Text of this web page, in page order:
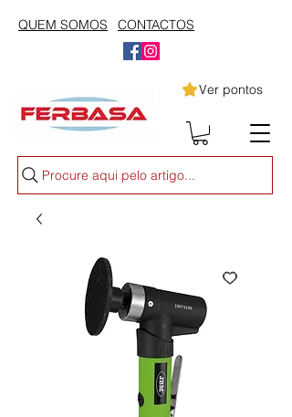
QUEM SOMOS CONTACTOS
Ver pontos
Procure aqui pelo artigo...